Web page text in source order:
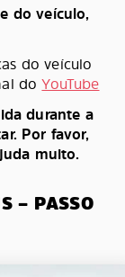
do veículo,
do veículo
doYouTube
durante a
Por favor,
muito.
– PASSO